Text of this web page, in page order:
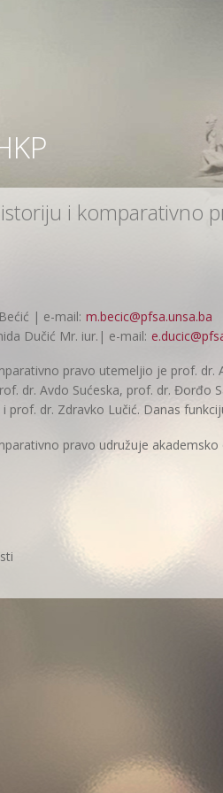
i komparativno
| e-mail: m.becic@pfsa.unsa.ba
Dučić Mr. iur.| e-mail:
pravo utemeljio je prof. dr.
dr. Avdo Sućeska, prof. dr. Đorđo
i prof. dr. Zdravko Lučić. Danas
pravo udružuje